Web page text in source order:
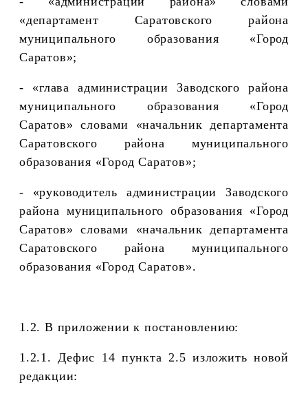
«департамент Саратовского района
муниципального образования «Город
Саратов»;
- «глава администрации Заводского района
муниципального образования «Город
Саратов» словами «начальник департамента
Саратовского района муниципального
образования «Город Саратов»;
- «руководитель администрации Заводского
района муниципального образования «Город
Саратов» словами «начальник департамента
Саратовского района муниципального
образования «Город Саратов».
1.2. В приложении к постановлению:
1.2.1. Дефис 14 пункта 2.5 изложить новой
редакции: